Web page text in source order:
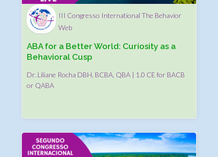
III Congresso International The Behavior
Web
ABA for a Better World: Curiosity as a
Behavioral Cusp
Dr. Liliane Rocha DBH, BCBA, QBA | 1.0 CE for BACB
or QABA